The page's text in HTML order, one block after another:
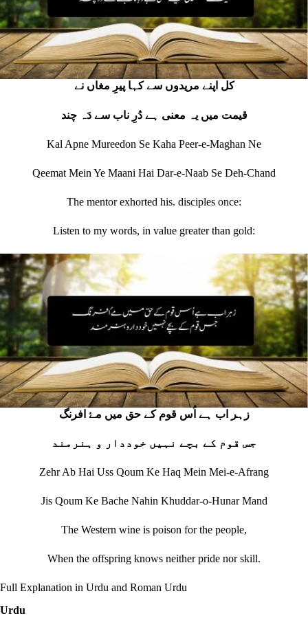
کل اپنے مریدوں سے کہا پیرِ مغاں نے
قیمت میں یہ معنی ہے دُرِ ناب سے دَہ چند
Kal Apne Mureedon Se Kaha Peer-e-Maghan Ne
Qeemat Mein Ye Maani Hai Dar-e-Naab Se Deh-Chand
The mentor exhorted his. disciples once:
Listen to my words, in value greater than gold:
زہر اب ہے اُس قوم کے حق میں مۓ افرنگ
جس قوم کے بچے نہیں خوددار و ہنرمند
Zehr Ab Hai Uss Qoum Ke Haq Mein Mei-e-Afrang
Jis Qoum Ke Bache Nahin Khuddar-o-Hunar Mand
The Western wine is poison for the people,
When the offspring knows neither pride nor skill.
Full Explanation in Urdu and Roman Urdu
Urdu